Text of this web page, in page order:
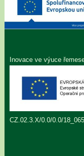
Inovace ve výuce
CZ.02.3.X/0.0/0.0/